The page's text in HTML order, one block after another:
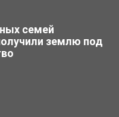
семей
землю под